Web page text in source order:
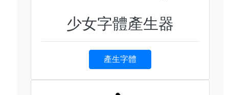
少女字體產生器
產生字體